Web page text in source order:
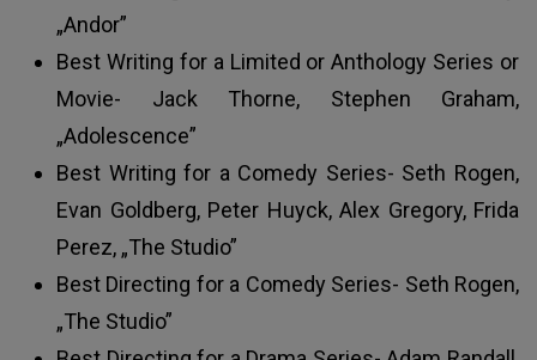
„Andor”
Best Writing for a Limited or Anthology Series or
Movie- Jack Thorne, Stephen Graham,
„Adolescence”
Best Writing for a Comedy Series- Seth Rogen,
Evan Goldberg, Peter Huyck, Alex Gregory, Frida
Perez, „The Studio”
Best Directing for a Comedy Series- Seth Rogen,
„The Studio”